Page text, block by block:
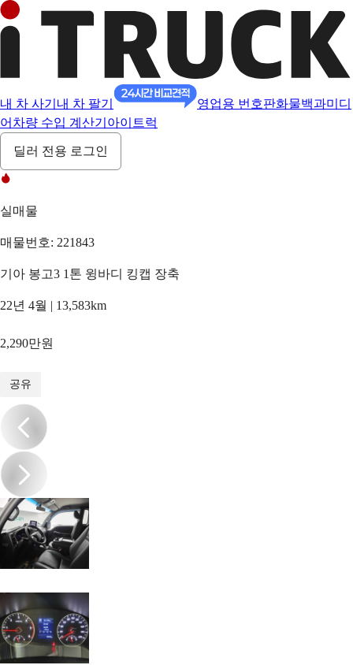
내 차 사기 내 차 팔기 영업용 번호판화물백과미디
어 차량 수입 계산기 아이트럭
딜러 전용 로그인
실매물
매물번호: 221843
기아 봉고3 1톤 윙바디 킹캡 장축
22년 4월 | 13,583km
2,290만원
공유
/20